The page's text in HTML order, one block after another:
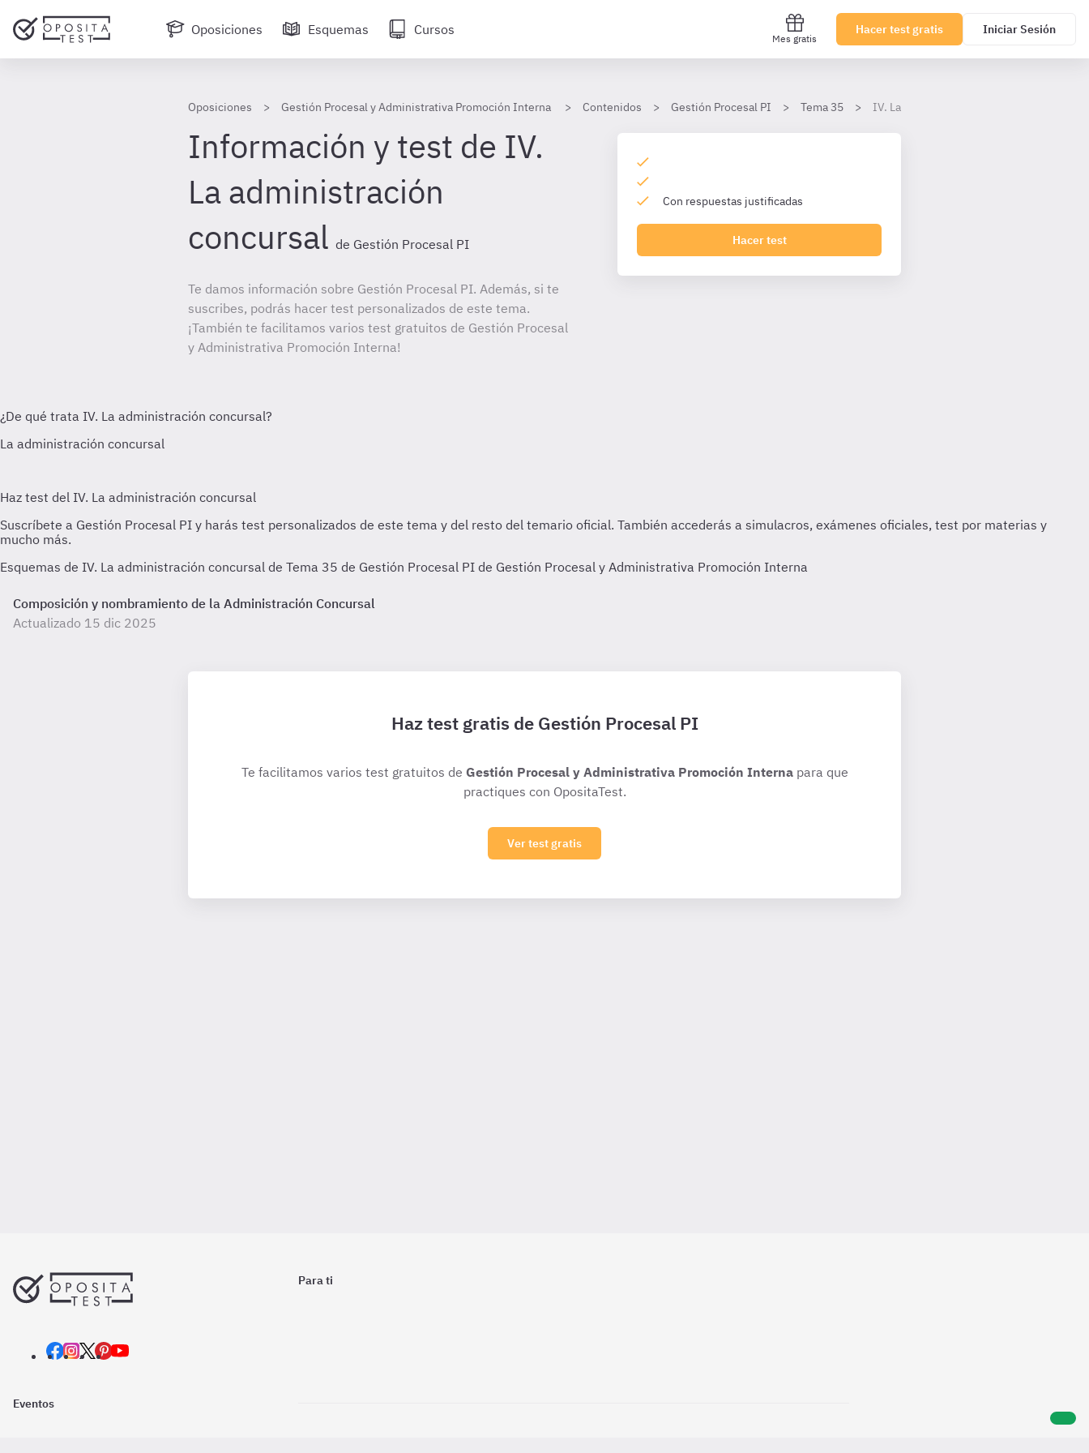
Oposiciones Esquemas Cursos
Mes gratis
Hacer test gratis Iniciar Sesión
Oposiciones Gestión Procesal y Administrativa Promoción Interna Contenidos Gestión Procesal PI Tema 35 IV. La administración concursal
Información y test de IV.
La administración
concursal de Gestión Procesal PI
Te damos información sobre Gestión Procesal PI. Además, si te
suscribes, podrás hacer test personalizados de este tema.
¡También te facilitamos varios test gratuitos de Gestión Procesal
y Administrativa Promoción Interna!
Con respuestas justificadas
Hacer test
Esquemas de IV. La administración concursal de Tema 35 de Gestión Procesal PI de Gestión Procesal y Administrativa Promoción Interna
Composición y nombramiento de la Administración Concursal
Actualizado 15 dic 2025
Haz test gratis de Gestión Procesal PI
Te facilitamos varios test gratuitos de Gestión Procesal y Administrativa Promoción Internapara que
practiques con OpositaTest.
Ver test gratis
Para ti
Eventos